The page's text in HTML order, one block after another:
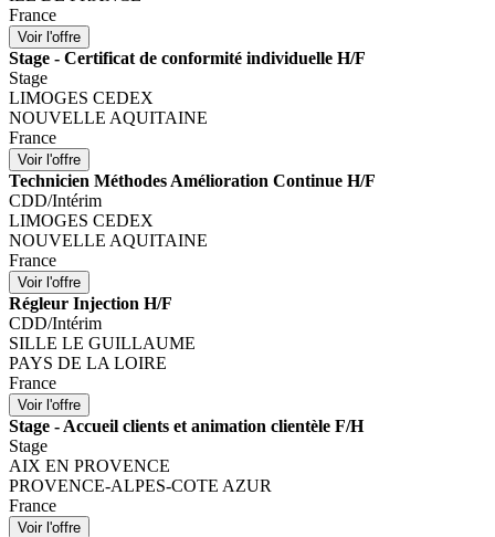
France
Stage - Certificat de conformité individuelle H/F
Stage
LIMOGES CEDEX
NOUVELLE AQUITAINE
France
Technicien Méthodes Amélioration Continue H/F
CDD/Intérim
LIMOGES CEDEX
NOUVELLE AQUITAINE
France
Régleur Injection H/F
CDD/Intérim
SILLE LE GUILLAUME
PAYS DE LA LOIRE
France
Stage - Accueil clients et animation clientèle F/H
Stage
AIX EN PROVENCE
PROVENCE-ALPES-COTE AZUR
France